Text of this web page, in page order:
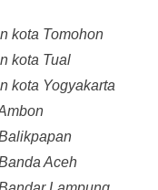
kota Tomohon
kota Tual
kota Yogyakarta
Aceh